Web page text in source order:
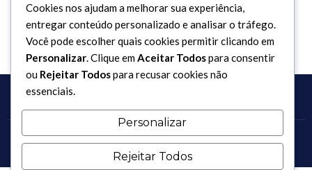
Copyright 2017 - 2026 / Todos os direitos reservados.
Cookies nos ajudam a melhorar sua experiência,
entregar conteúdo personalizado e analisar o tráfego.
Você pode escolher quais cookies permitir clicando em
Personalizar. Clique emAceitar Todospara consentir
ou Rejeitar Todospara recusar cookies não
essenciais.
Personalizar
Rejeitar Todos